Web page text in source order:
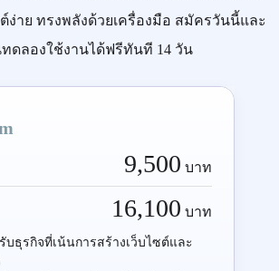
ง่าย ทรงพลังด้วยเครื่องมือ สมัครวันนี้และ
ทดลองใช้งานได้ฟรีทันที 14 วัน
9,500 บาท
16,100 บาท
บธุรกิจที่เน้นการสร้างเว็บไซต์และ